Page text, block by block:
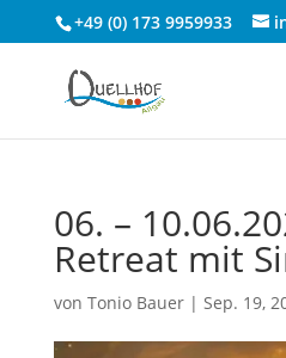
+49 (0) 173 9959933
06. –
Retreat mit
von Tonio Bauer| Sep. 19,